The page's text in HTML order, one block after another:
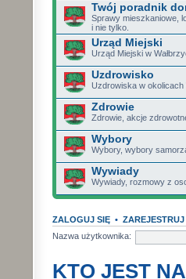
Twój poradnik
Sprawy mieszkaniowe,
i nie tylko.
Urząd Miejski
Urząd Miejski w
Uzdrowisko
Uzdrowiska w okolicach
Zdrowie
Zdrowie, akcje
Wybory
Wybory, wybory
Wywiady
Wywiady, rozmowy z
ZALOGUJ SIĘ • ZAREJESTRUJ
Nazwa użytkownika:
KTO JEST